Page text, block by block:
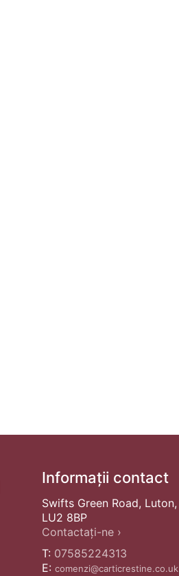
Informații contact
Swifts Green Road, Luton,
LU2 8BP
Contactați-ne ›
T: 07585224313
E: comenzi@carticrestine.co.uk